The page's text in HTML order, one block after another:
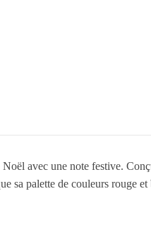
avec une note festive.
sa palette de couleurs rouge